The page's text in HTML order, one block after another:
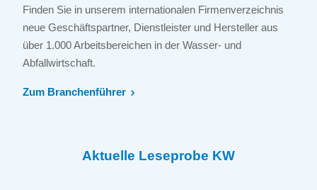
Finden Sie in unserem internationalen Firmenverzeichnis
neue Geschäftspartner, Dienstleister und Hersteller aus
über 1.000 Arbeitsbereichen in der Wasser- und
Abfallwirtschaft.
Zum Branchenführer
Aktuelle Leseprobe KW